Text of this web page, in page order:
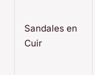
Sandales en
Cuir